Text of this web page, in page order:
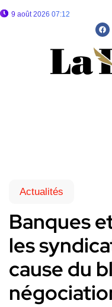
9 août 2026 07:12
Actualités
Banques
les
cause du